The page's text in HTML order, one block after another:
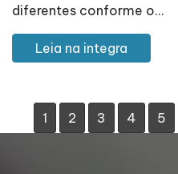
diferentes conforme o...
Leia na integra
1 2 3 4 5